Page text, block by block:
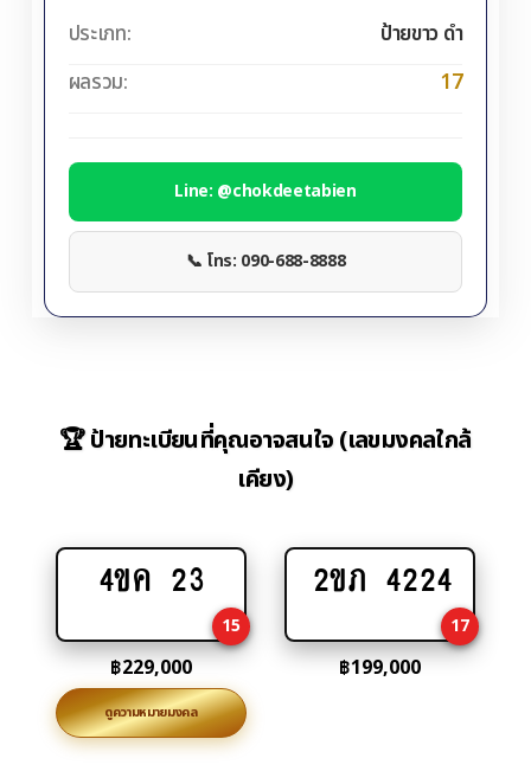
ประเภท:
ป้ายขาว ดำ
ผลรวม:
17
Line: @chokdeetabien
📞 โทร: 090-688-8888
🏆 ป้ายทะเบียนที่คุณอาจสนใจ (เลขมงคลใกล้
เคียง)
Add
cart
4ขค 23
15
฿229,000
ดูความหมายมงคล
Add
cart
2ขภ 4224
17
฿199,000